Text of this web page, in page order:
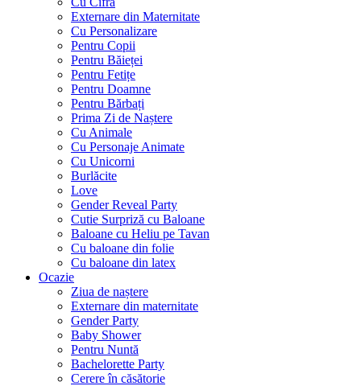
Externare din Maternitate
Cu Personalizare
Pentru Copii
Pentru Băieței
Pentru Fetițe
Pentru Doamne
Pentru Bărbați
Prima Zi de Naștere
Cu Animale
Cu Personaje Animate
Cu Unicorni
Burlăcite
Love
Gender Reveal Party
Cutie Surpriză cu Baloane
Baloane cu Heliu pe Tavan
Cu baloane din folie
Cu baloane din latex
Ocazie
Ziua de naștere
Externare din maternitate
Gender Party
Baby Shower
Pentru Nuntă
Bachelorette Party
Cerere în căsătorie